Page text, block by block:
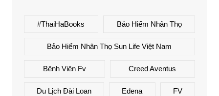
#ThaiHaBooks Bảo Hiểm Nhân Thọ
Bảo Hiểm Nhân Thọ Sun Life Việt Nam
Bệnh Viện Fv Creed Aventus
Du Lịch Đài Loan Edena FV